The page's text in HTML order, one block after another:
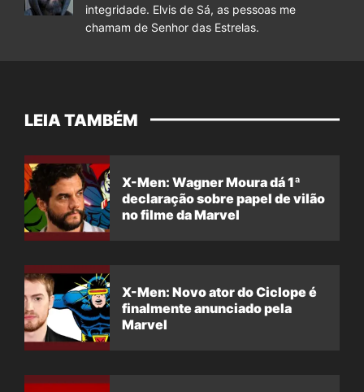
integridade. Elvis de Sá, as pessoas me
chamam de Senhor das Estrelas.
LEIA TAMBÉM
X-Men: Wagner Moura dá 1ª
declaração sobre papel de vilão
no filme da Marvel
X-Men: Novo ator do Ciclope é
finalmente anunciado pela
Marvel